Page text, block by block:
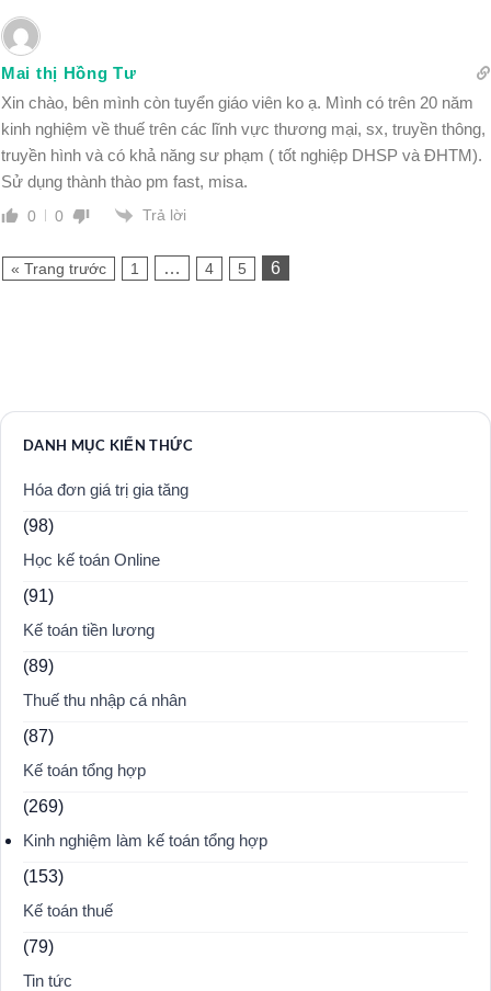
Mai thị Hồng Tư
Xin chào, bên mình còn tuyển giáo viên ko ạ. Mình có trên 20 năm
kinh nghiệm về thuế trên các lĩnh vực thương mại, sx, truyền thông,
truyền hình và có khả năng sư phạm ( tốt nghiệp DHSP và ĐHTM).
Sử dụng thành thào pm fast, misa.
0 0 Trả lời
« Trang trước 1 … 4 5 6
DANH MỤC KIẾN THỨC
Hóa đơn giá trị gia tăng
(98)
Học kế toán Online
(91)
Kế toán tiền lương
(89)
Thuế thu nhập cá nhân
(87)
Kế toán tổng hợp
(269)
Kinh nghiệm làm kế toán tổng hợp
(153)
Kế toán thuế
(79)
Tin tức